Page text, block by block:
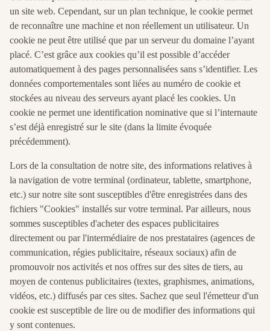
un site web. Cependant, sur un plan technique, le cookie permet
de reconnaître une machine et non réellement un utilisateur. Un
cookie ne peut être utilisé que par un serveur du domaine l’ayant
placé. C’est grâce aux cookies qu’il est possible d’accéder
automatiquement à des pages personnalisées sans s’identifier. Les
données comportementales sont liées au numéro de cookie et
stockées au niveau des serveurs ayant placé les cookies. Un
cookie ne permet une identification nominative que si l’internaute
s’est déjà enregistré sur le site (dans la limite évoquée
précédemment).
Lors de la consultation de notre site, des informations relatives à
la navigation de votre terminal (ordinateur, tablette, smartphone,
etc.) sur notre site sont susceptibles d'être enregistrées dans des
fichiers "Cookies" installés sur votre terminal. Par ailleurs, nous
sommes susceptibles d'acheter des espaces publicitaires
directement ou par l'intermédiaire de nos prestataires (agences de
communication, régies publicitaire, réseaux sociaux) afin de
promouvoir nos activités et nos offres sur des sites de tiers, au
moyen de contenus publicitaires (textes, graphismes, animations,
vidéos, etc.) diffusés par ces sites. Sachez que seul l'émetteur d'un
cookie est susceptible de lire ou de modifier des informations qui
y sont contenues.